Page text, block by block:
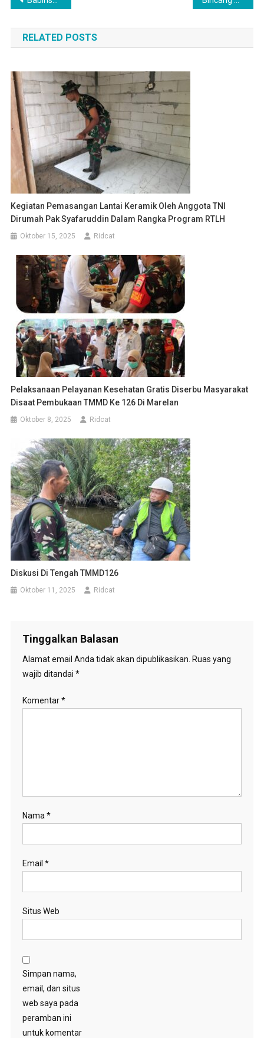
pos
RELATED POSTS
Kegiatan Pemasangan Lantai Keramik Oleh Anggota TNI
Dirumah Pak Syafaruddin Dalam Rangka Program RTLH
Oktober 15, 2025 Ridcat
Pelaksanaan Pelayanan Kesehatan Gratis Diserbu Masyarakat
Disaat Pembukaan TMMD Ke 126 Di Marelan
Oktober 8, 2025 Ridcat
Diskusi Di Tengah TMMD126
Oktober 11, 2025 Ridcat
Tinggalkan Balasan
Alamat email Anda tidak akan dipublikasikan. Ruas yang
wajib ditandai *
Komentar*
Nama *
Email *
Situs Web
Simpan nama,
email, dan situs
web saya pada
peramban ini
untuk komentar